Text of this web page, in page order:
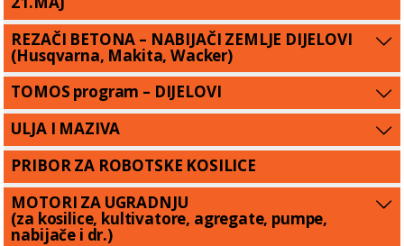
REZAČI BETONA – NABIJAČI ZEMLJE DIJELOVI
(Husqvarna, Makita, Wacker)
TOMOS program – DIJELOVI
ULJA I MAZIVA
PRIBOR ZA ROBOTSKE KOSILICE
MOTORI ZA UGRADNJU
(za kosilice, kultivatore, agregate, pumpe,
nabijače i dr.)